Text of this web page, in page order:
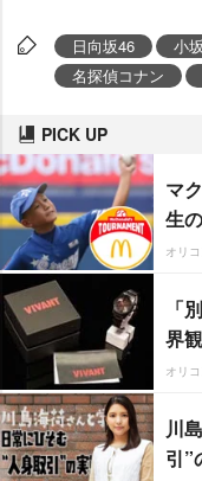
日向坂46 小
名探偵コナン
PICK UP
マ
生
オリ
「
界
オリ
川
引”